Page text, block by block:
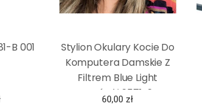
B 001
Stylion Okulary Kocie Do
Komputera Damskie Z
Filtrem Blue Light
Zerówki 2571-2
60,00 zł